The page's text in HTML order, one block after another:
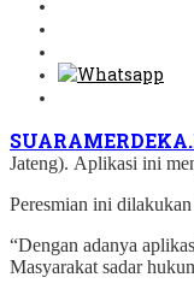
Jateng). Aplikasi ini
Peresmian ini dilakukan
“Dengan adanya
Masyarakat sadar